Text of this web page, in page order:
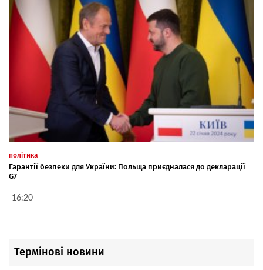
політика
Гарантії безпеки для України: Польща приєдналася до декларації
G7
16:20
Термінові новини